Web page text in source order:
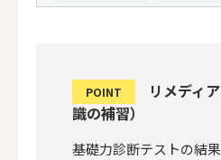
POINT
リメディ
識の補習）
基礎力診断テストの結